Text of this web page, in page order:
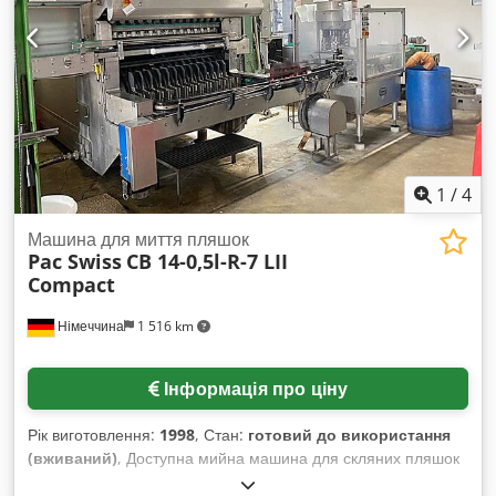
1 /4
Німеччина 1 516 km
Машина для миття пляшок
Pac Swiss CB 14-0,5l-R-7 LII
Compact
Інформація про ціну
Рік виготовлення: 1998, Стан: готовий до використання
(вживаний), Доступна мийна машина для скляних пляшок
PAC Swiss. Продуктивність миття: 7500 пляшок/год, цикл: